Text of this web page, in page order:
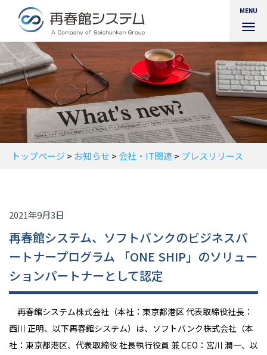
MENU
ビ
ゲ
ー
シ
ョ
ン
を
切
り
トップページ > お知らせ > 会社・IT関連> プレスリリース
2021年9月3日
再春館システム、ソフトバンクのビジネスパ
ートナープログラム 「ONE SHIP」のソリュー
ションパートナーとして認定
再春館システム株式会社（本社：東京都港区 代表取締役社長：
西川 正明、以下再春館システム）は、ソフトバンク株式会社（本
社：東京都港区、代表取締役 社長執行役員 兼 CEO：宮川 潤一、以